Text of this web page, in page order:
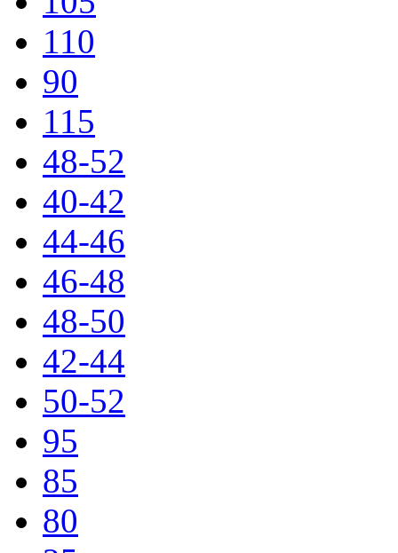
110
90
115
48-52
40-42
44-46
46-48
48-50
42-44
50-52
95
85
80